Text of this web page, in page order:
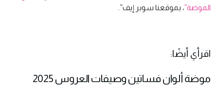
الموضة”، بموقعنا سوبر إيف”.
اقرأي أيضًا:
موضة ألوان فساتين وصيفات العروس 2025